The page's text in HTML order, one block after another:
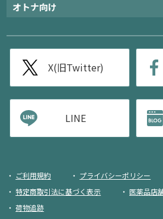
オトナ向け
X(旧Twitter)
LINE
ご利用規約
プライバシーポリシー
特定商取引法に基づく表示
医薬品店
荷物追跡